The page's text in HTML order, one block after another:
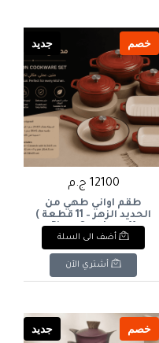
خصم جديد
12100 ج.م
طقم أواني طهي من
الحديد الزهر – 11 قطعة )
11-Piece Cast Iron
Cookware Set
أضف الى السلة
أشتري الآن
خصم جديد